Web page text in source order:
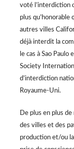
voté l’interdiction
plus qu’honorable
autres villes
déjà interdit la
le cas à Sao Paulo
Society
d’interdiction
Royaume-Uni.
De plus en plus
des villes et des
production et/ou